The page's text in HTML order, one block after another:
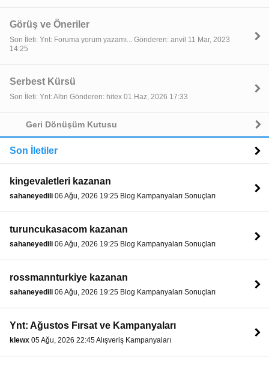
Görüş ve Öneriler
Son İleti: Ynt: Foruma yorum yazamı... Gönderen: anvil 11 Mar, 2023
14:25
Serbest Kürsü
Son İleti: Ynt: Altın Gönderen: hitex 01 Haz, 2026 17:33
Geri Dönüşüm Kutusu
Son İletiler
kingevaletleri kazanan
sahaneyedili 06 Ağu, 2026 19:25 Blog Kampanyaları Sonuçları
turuncukasacom kazanan
sahaneyedili 06 Ağu, 2026 19:25 Blog Kampanyaları Sonuçları
rossmannturkiye kazanan
sahaneyedili 06 Ağu, 2026 19:25 Blog Kampanyaları Sonuçları
Ynt: Ağustos Fırsat ve Kampanyaları
klewx 05 Ağu, 2026 22:45 Alışveriş Kampanyaları